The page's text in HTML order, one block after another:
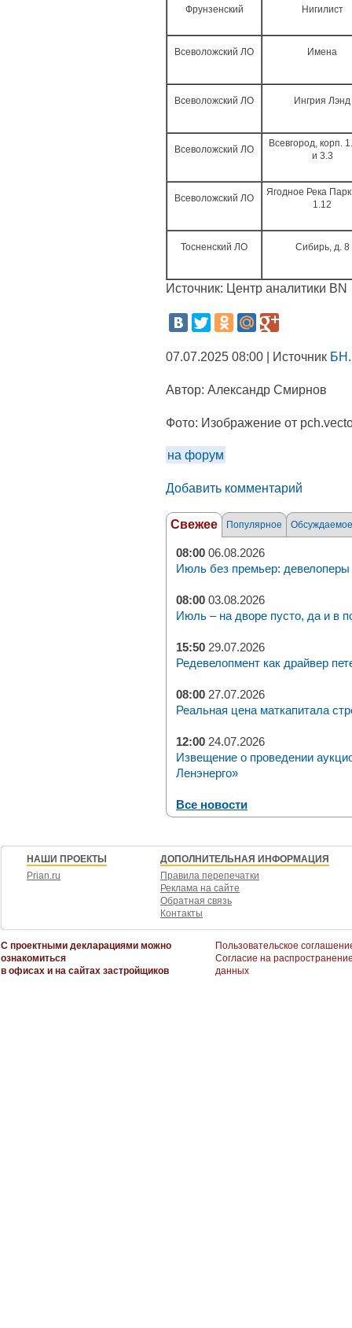
Фрунзенский Нигилист
Всеволожский ЛО Имена
Всеволожский ЛО Ингрия Лэнд
Всеволожский ЛО
Всевгород, корп.
и 3.3
Всеволожский ЛО
Ягодное Река
1.12
Тосненский ЛО Сибирь, д. 8
Источник: Центр аналитики BN
07.07.2025 08:00 | Источник
Автор: Александр Смирнов
Фото: Изображение от
на форум
Добавить комментарий
Свежее Популярное Обсуждаемое
08:00 06.08.2026
Июль без премьер: девелоперы
08:00 03.08.2026
Июль – на дворе пусто, да и в
15:50 29.07.2026
Редевелопмент как драйвер
08:00 27.07.2026
Реальная цена маткапитала
12:00 24.07.2026
Извещение о проведении
Ленэнерго»
Все новости
НАШИ ПРОЕКТЫ
Prian.ru
ДОПОЛНИТЕЛЬНАЯ ИНФОРМАЦИЯ
Правила перепечатки
Реклама на сайте
Обратная связь
Контакты
С проектными декларациями можно
ознакомиться
в офисах и на сайтах застройщиков
Пользовательское
Согласие на
данных